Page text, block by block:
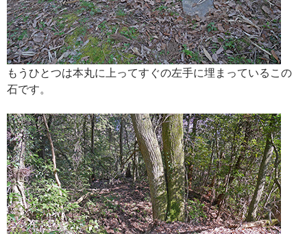
もうひとつは本丸に上ってすぐの左手に埋まっているこの
石です。